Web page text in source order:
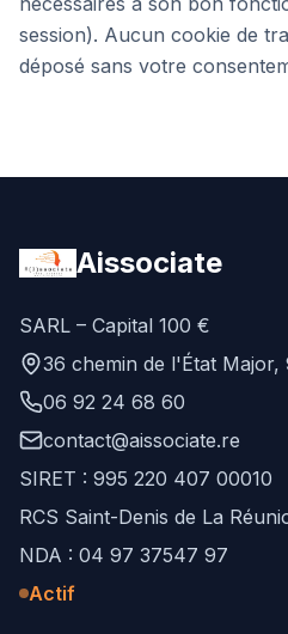
session). Aucun cookie de
déposé sans votre
Aissociate
SARL – Capital 100 €
36 chemin de l'État Major,
06 92 24 68 60
contact@aissociate.re
SIRET : 995 220 407 00010
RCS Saint-Denis de La
NDA : 04 97 37547 97
Actif